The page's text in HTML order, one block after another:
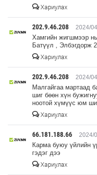
Хариулах
202.9.46.208 2024/
Хамгийн жигшмээр
Батүүл , Элбэгдорж
Хариулах
202.9.46.208 2024/
Малгайгаа мартаад
шиг бөөн хүн
ноотой хүмүүс юм
Хариулах
66.181.188.66 2024/
Карма буюу үйлийн
гэдэг дээ
Хариулах